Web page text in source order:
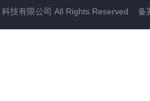
技有限公司 All Rights Reserved 备